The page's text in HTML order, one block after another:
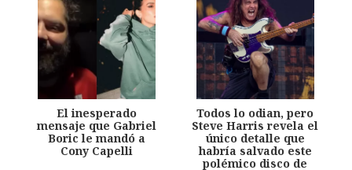
El inesperado
mensaje que Gabriel
Boric le mandó a
Cony Capelli
Todos lo odian, pero
Steve Harris revela el
único detalle que
habría salvado este
polémico disco de